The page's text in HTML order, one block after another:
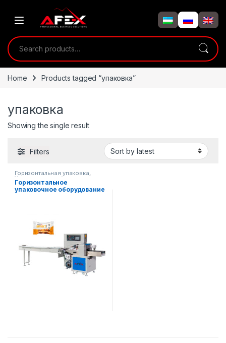
Search for:
Home Products tagged “упаковка”
упаковка
Showing the single result
Filters
Горизонтальная упаковка,
Упаковочное оборудование
Горизонтальное
упаковочное оборудование